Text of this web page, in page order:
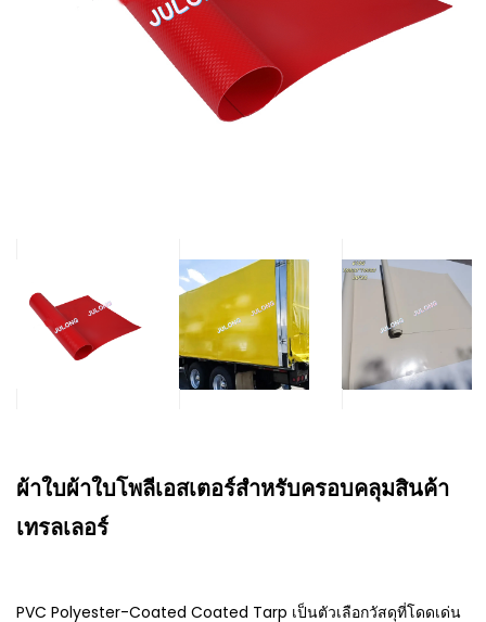
ผ้าใบผ้าใบโพลีเอสเตอร์สำหรับครอบคลุมสินค้า
เทรลเลอร์
PVC Polyester-Coated Coated Tarp เป็นตัวเลือกวัสดุที่โดดเด่น